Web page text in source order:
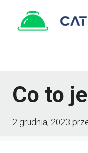
Co to
2 grudnia, 2023